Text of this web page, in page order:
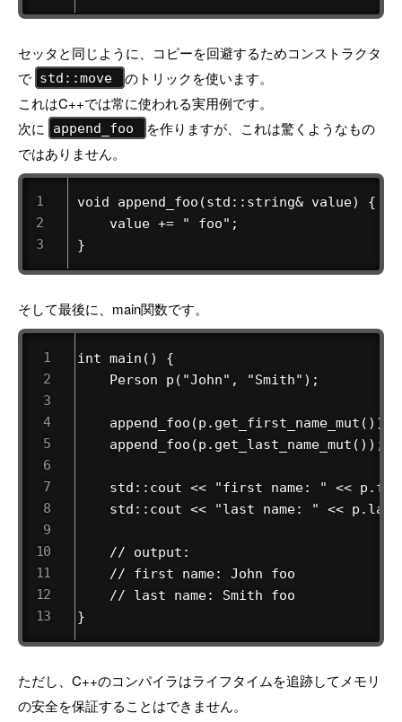
セッタと同じように、コピーを回避するためコンストラクタ
で std::move
のトリックを使います。
これはC++では常に使われる実用例です。
次に
append_foo
を作りますが、これは驚くようなもの
ではありません。
void append_foo(std::string& value) {
    value += " foo";
}
そして最後に、main関数です。
int main() {
    Person p("John", "Smith");
    append_foo(p.get_first_name_mut());
    append_foo(p.get_last_name_mut());
std::cout << "first name: " <<
std::cout << "last name: " <<
    // output:
    // first name: John foo
    // last name: Smith foo
}
ただし、C++のコンパイラはライフタイムを追跡してメモリ
の安全を保証することはできません。